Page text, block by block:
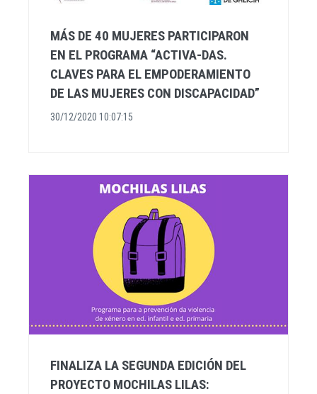
MÁS DE 40 MUJERES PARTICIPARON
EN EL PROGRAMA “ACTIVA-DAS.
CLAVES PARA EL EMPODERAMIENTO
DE LAS MUJERES CON DISCAPACIDAD”
30/12/2020 10:07:15
FINALIZA LA SEGUNDA EDICIÓN DEL
PROYECTO MOCHILAS LILAS: